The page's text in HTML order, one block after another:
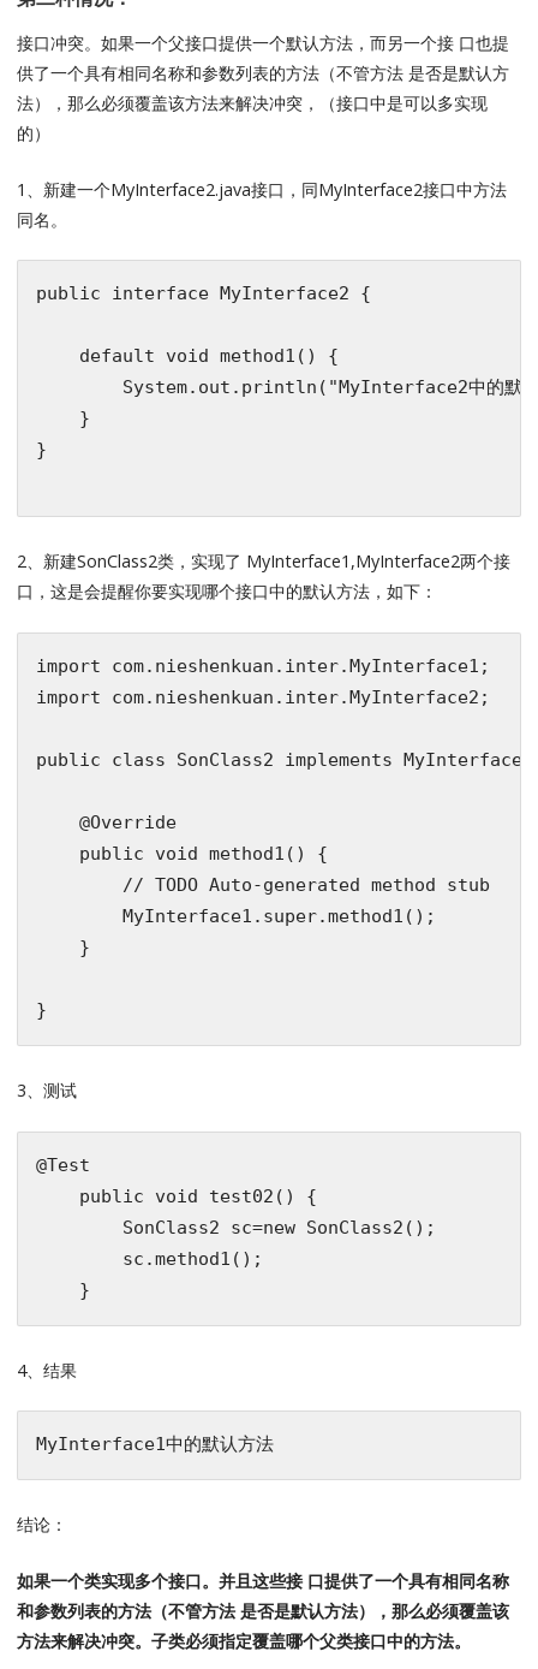
接口冲突。如果一个父接口提供一个默认方法，而另一个接 口也提
供了一个具有相同名称和参数列表的方法（不管方法 是否是默认方
法），那么必须覆盖该方法来解决冲突，（接口中是可以多实现
的）
1、新建一个MyInterface2.java接口，同MyInterface2接口中方法
同名。
public interface MyInterface2 {
default void method1 ()
{
        System.out.println(
"MyInterface2中的默
    }
}
2、新建SonClass2类，实现了 MyInterface1,MyInterface2两个接
口，这是会提醒你要实现哪个接口中的默认方法，如下：
import
import com.nieshenkuan.inter.MyInterface2;
public class SonClass2 implements MyInterface1
@Override
public
void method1 ()
{
// TODO Auto-generated method stub
        MyInterface1.
super.method1();
    }
3、测试
@Test
public
void test02 ()
{
        SonClass2 sc=
new SonClass2();
        sc.method1();
4、结果
结论：
如果一个类实现多个接口。并且这些接 口提供了一个具有相同名称
和参数列表的方法（不管方法 是否是默认方法），那么必须覆盖该
方法来解决冲突。子类必须指定覆盖哪个父类接口中的方法。